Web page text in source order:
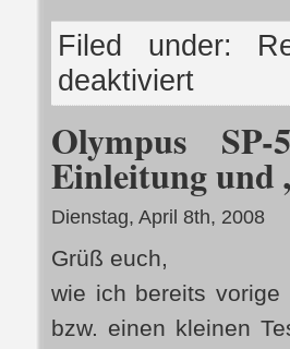
Filed under:
deaktiviert
Olympus
Einleitung und
Dienstag, April 8th, 2008
Grüß euch,
wie ich bereits vorige
bzw. einen kleinen